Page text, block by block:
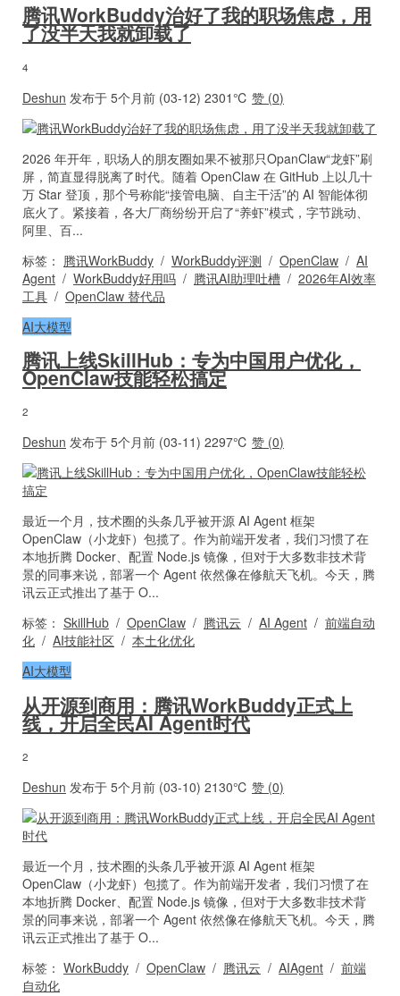
腾讯WorkBuddy治好了我的职场焦虑，用
了没半天我就卸载了
4
Deshun 发布于 5个月前 (03-12) 2301℃ 赞 (0)
2026 年开年，职场人的朋友圈如果不被那只OpanClaw“龙虾”刷
屏，简直显得脱离了时代。随着 OpenClaw 在 GitHub 上以几十
万 Star 登顶，那个号称能“接管电脑、自主干活”的 AI 智能体彻
底火了。紧接着，各大厂商纷纷开启了“养虾”模式，字节跳动、
阿里、百...
标签： 腾讯WorkBuddy / WorkBuddy评测 / OpenClaw / AI
Agent / WorkBuddy好用吗 / 腾讯AI助理吐槽 / 2026年AI效率
工具 / OpenClaw 替代品
AI大模型
腾讯上线SkillHub：专为中国用户优化，
OpenClaw技能轻松搞定
2
Deshun 发布于 5个月前 (03-11) 2297℃ 赞 (0)
最近一个月，技术圈的头条几乎被开源 AI Agent 框架
OpenClaw（小龙虾）包揽了。作为前端开发者，我们习惯了在
本地折腾 Docker、配置 Node.js 镜像，但对于大多数非技术背
景的同事来说，部署一个 Agent 依然像在修航天飞机。今天，腾
讯云正式推出了基于 O...
标签： SkillHub / OpenClaw / 腾讯云 / AI Agent / 前端自动
化 / AI技能社区 / 本土化优化
AI大模型
从开源到商用：腾讯WorkBuddy正式上
线，开启全民AI Agent时代
2
Deshun 发布于 5个月前 (03-10) 2130℃ 赞 (0)
最近一个月，技术圈的头条几乎被开源 AI Agent 框架
OpenClaw（小龙虾）包揽了。作为前端开发者，我们习惯了在
本地折腾 Docker、配置 Node.js 镜像，但对于大多数非技术背
景的同事来说，部署一个 Agent 依然像在修航天飞机。今天，腾
讯云正式推出了基于 O...
标签： WorkBuddy / OpenClaw / 腾讯云 / AIAgent / 前端
自动化